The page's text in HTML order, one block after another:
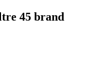
45 brand